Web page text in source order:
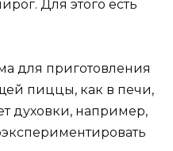
Для этого есть
для приготовления
пиццы, как в печи,
духовки, например,